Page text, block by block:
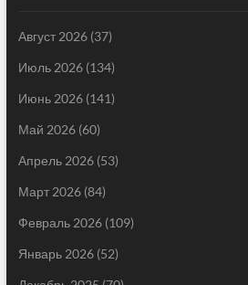
Август 2026(37)
Июль 2026(134)
Июнь 2026(141)
Май 2026(60)
Апрель 2026(53)
Март 2026(84)
Февраль 2026(109)
Январь 2026(52)